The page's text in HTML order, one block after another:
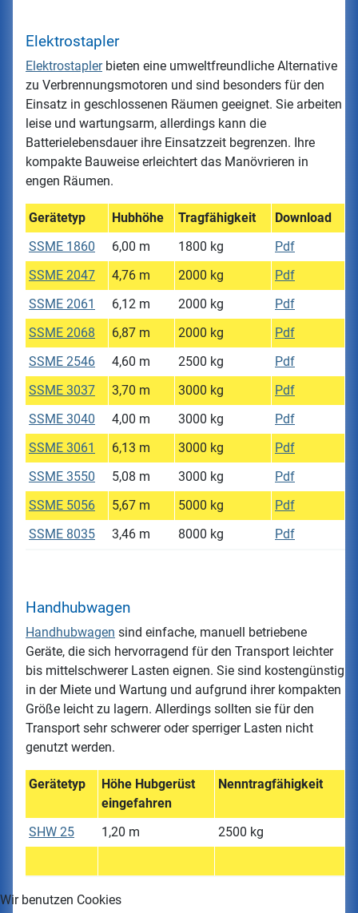
Elektrostapler
Elektrostaplerbieten eine umweltfreundliche Alternative
zu Verbrennungsmotoren und sind besonders für den
Einsatz in geschlossenen Räumen geeignet. Sie arbeiten
leise und wartungsarm, allerdings kann die
Batterielebensdauer ihre Einsatzzeit begrenzen. Ihre
kompakte Bauweise erleichtert das Manövrieren in
engen Räumen.
Gerätetyp Hubhöhe Tragfähigkeit
Download
SSME 1860
6,00 m 1800 kg
Pdf
SSME 2047
4,76 m 2000 kg
Pdf
SSME 2061
6,12 m 2000 kg
Pdf
SSME 2068
6,87 m 2000 kg
Pdf
SSME 2546
4,60 m 2500 kg
Pdf
SSME 3037
3,70 m 3000 kg
Pdf
SSME 3040
4,00 m 3000 kg
Pdf
SSME 3061
6,13 m 3000 kg
Pdf
SSME 3550
5,08 m 3000 kg
Pdf
SSME 5056
5,67 m 5000 kg
Pdf
SSME 8035
3,46 m 8000 kg Pdf
Handhubwagen
Handhubwagen sind einfache, manuell betriebene
Geräte, die sich hervorragend für den Transport leichter
bis mittelschwerer Lasten eignen. Sie sind kostengünstig
in der Miete und Wartung und aufgrund ihrer kompakten
Größe leicht zu lagern. Allerdings sollten sie für den
Transport sehr schwerer oder sperriger Lasten nicht
genutzt werden.
Gerätetyp
Höhe Hubgerüst
eingefahren
Nenntragfähigkeit
SHW 25 1,20 m 2500 kg
Wir benutzen Cookies